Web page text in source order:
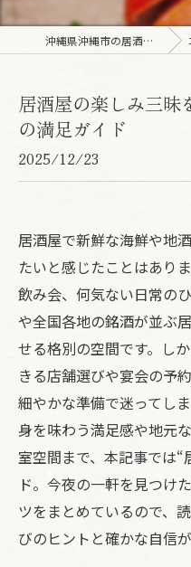
沖縄県沖縄市の居酒屋なら彩り酒場 美ら音
居酒屋の楽しみ三昧
の満足ガイド
2025/12/23
居酒屋で新鮮な海鮮や地
たいと感じたことはあり
飲み会、何気ない日常の
や全国各地の銘酒が並ぶ
せる格別の空間です。し
きる店舗選びや宴会の予
細やかな準備で迷ってし
身を味わう満足感や地元
室空間まで、本記事では“
ド。今夜の一軒を見つけ
ツをまとめているので、
びのヒントと確かな自信